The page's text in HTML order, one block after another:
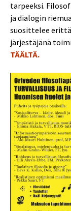
tarpeeksi.
ja dialogin
suosittelee
järjestäjänä
TÄÄLTÄ.